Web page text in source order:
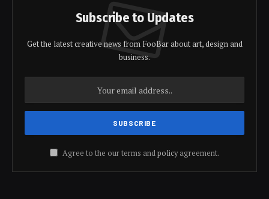
Subscribe to Updates
Get the latest creative news from FooBar about art, design and
business.
Agree to the our terms andpolicyagreement.